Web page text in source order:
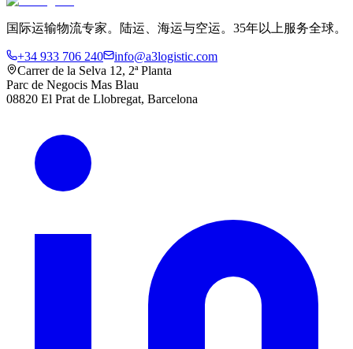
国际运输物流专家。陆运、海运与空运。35年以上服务全球。
+34 933 706 240
info@a3logistic.com
Carrer de la Selva 12, 2ª Planta
Parc de Negocis Mas Blau
08820 El Prat de Llobregat, Barcelona